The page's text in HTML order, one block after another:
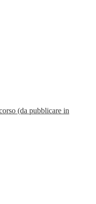
(da pubblicare in